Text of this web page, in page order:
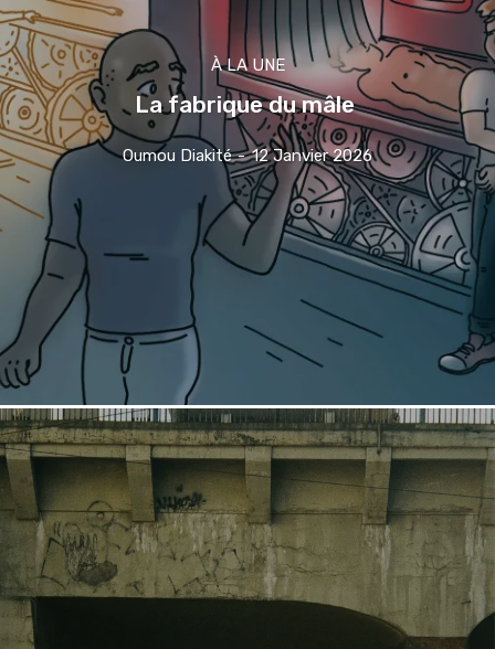
À LA UNE
La fabrique du mâle
Oumou Diakité - 12 Janvier 2026